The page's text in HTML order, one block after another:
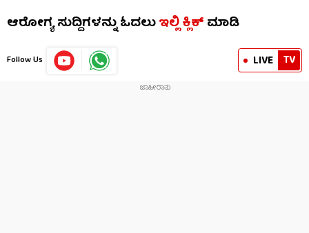
ಆರೋಗ್ಯ ಸುದ್ದಿಗಳನ್ನು ಓದಲುಇಲ್ಲಿ ಕ್ಲಿಕ್ಮಾಡಿ
Follow Us LIVE TV